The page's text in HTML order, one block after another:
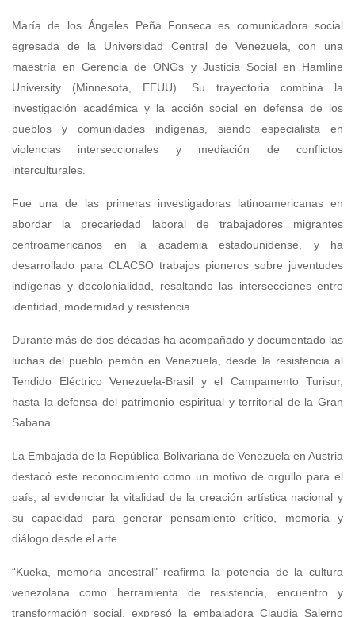
María de los Ángeles Peña Fonseca es comunicadora social
egresada de la Universidad Central de Venezuela, con una
maestría en Gerencia de ONGs y Justicia Social en Hamline
University (Minnesota, EEUU). Su trayectoria combina la
investigación académica y la acción social en defensa de los
pueblos y comunidades indígenas, siendo especialista en
violencias interseccionales y mediación de conflictos
interculturales.
Fue una de las primeras investigadoras latinoamericanas en
abordar la precariedad laboral de trabajadores migrantes
centroamericanos en la academia estadounidense, y ha
desarrollado para CLACSO trabajos pioneros sobre juventudes
indígenas y decolonialidad, resaltando las intersecciones entre
identidad, modernidad y resistencia.
Durante más de dos décadas ha acompañado y documentado las
luchas del pueblo pemón en Venezuela, desde la resistencia al
Tendido Eléctrico Venezuela-Brasil y el Campamento Turisur,
hasta la defensa del patrimonio espiritual y territorial de la Gran
Sabana.
La Embajada de la República Bolivariana de Venezuela en Austria
destacó este reconocimiento como un motivo de orgullo para el
país, al evidenciar la vitalidad de la creación artística nacional y
su capacidad para generar pensamiento crítico, memoria y
diálogo desde el arte.
“Kueka, memoria ancestral" reafirma la potencia de la cultura
venezolana como herramienta de resistencia, encuentro y
transformación social, expresó la embajadora Claudia Salerno